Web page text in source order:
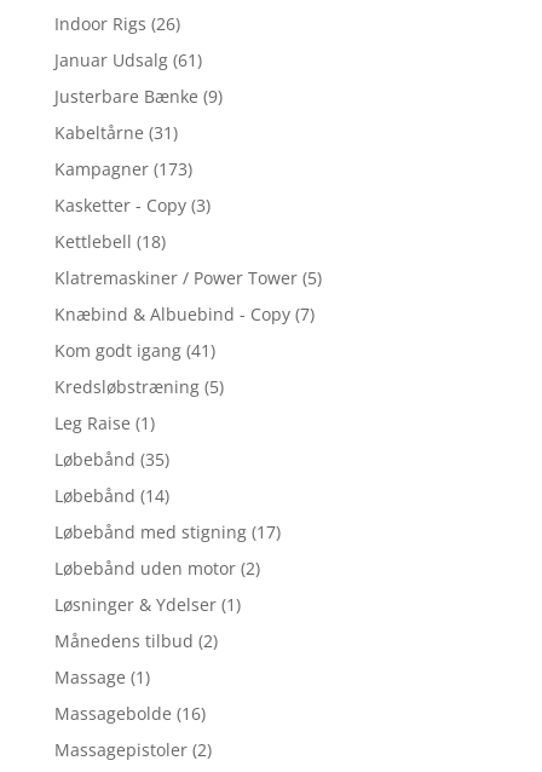
Indoor Rigs (26)
Januar Udsalg (61)
Justerbare Bænke (9)
Kabeltårne (31)
Kampagner (173)
Kasketter - Copy (3)
Kettlebell (18)
Klatremaskiner / Power Tower (5)
Knæbind & Albuebind - Copy (7)
Kom godt igang (41)
Kredsløbstræning (5)
Leg Raise (1)
Løbebånd (35)
Løbebånd (14)
Løbebånd med stigning (17)
Løbebånd uden motor (2)
Løsninger & Ydelser (1)
Månedens tilbud (2)
Massage (1)
Massagebolde (16)
Massagepistoler (2)